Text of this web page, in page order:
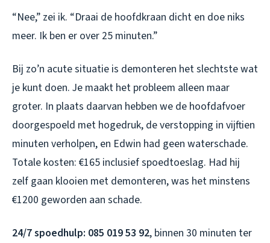
“Nee,” zei ik. “Draai de hoofdkraan dicht en doe niks
meer. Ik ben er over 25 minuten.”
Bij zo’n acute situatie is demonteren het slechtste wat
je kunt doen. Je maakt het probleem alleen maar
groter. In plaats daarvan hebben we de hoofdafvoer
doorgespoeld met hogedruk, de verstopping in vijftien
minuten verholpen, en Edwin had geen waterschade.
Totale kosten: €165 inclusief spoedtoeslag. Had hij
zelf gaan klooien met demonteren, was het minstens
€1200 geworden aan schade.
24/7 spoedhulp: 085 019 53 92, binnen 30 minuten ter